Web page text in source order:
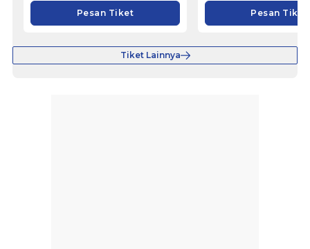
Pesan Tiket Pesan Tiket
Tiket Lainnya